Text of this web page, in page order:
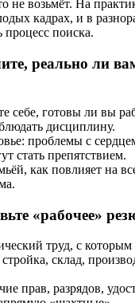
не возьмёт. На
кадрах, и в
процесс поиска.
реально ли
себе, готовы ли вы
дисциплину.
проблемы с
стать препятствием.
как повлияет на
«рабочее»
труд, с которым
склад,
прав, разрядов,